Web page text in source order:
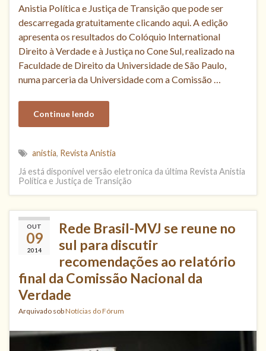
Anistia Política e Justiça de Transição que pode ser
descarregada gratuitamente clicando aqui. A edição
apresenta os resultados do Colóquio International
Direito à Verdade e à Justiça no Cone Sul, realizado na
Faculdade de Direito da Universidade de São Paulo,
numa parceria da Universidade com a Comissão …
Continue lendo
anistia, Revista Anistia
Já está disponível versão eletronica da última Revista Anistia
Política e Justiça de Transição
OUT
09
2014
Rede Brasil-MVJ se reune no
sul para discutir
recomendações ao relatório
final da Comissão Nacional da
Verdade
Arquivado sobNotícias do Fórum